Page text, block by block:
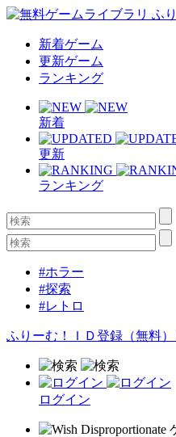
新着ゲーム
更新ゲーム
ランキング
新着
更新
ランキング
#ホラー
#探索
#レトロ
ふりーむ！ＩＤ登録（無料）
ログイン